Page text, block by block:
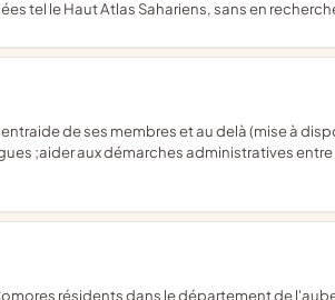
tel le Haut Atlas Sahariens, sans en
;aider aux démarches administratives